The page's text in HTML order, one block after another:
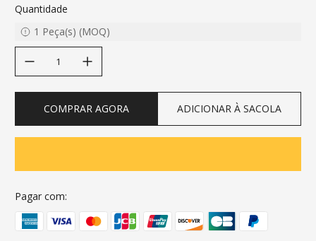
Quantidade
1 Peça(s) (MOQ)
COMPRAR AGORA ADICIONAR À SACOLA
Pagar com: